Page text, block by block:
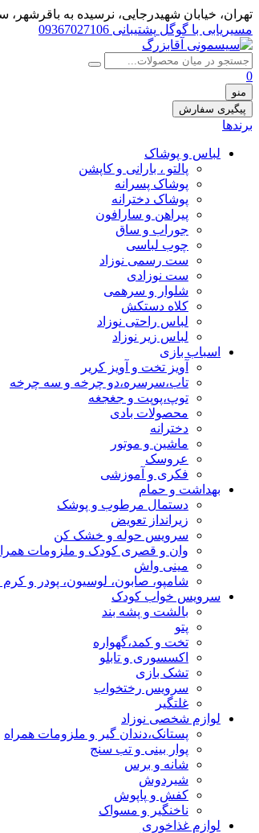
تهران، خيابان شهيدرجايى، نرسیده به باقرشهر،
مسیریابی با گوگل پشتیبانی 09367027106
0
منو
پیگیری سفارش
برندها
لباس و پوشاک
پالتو ، بارانی و کاپشن
پوشاک پسرانه
پوشاک دخترانه
پیراهن و سارافون
جوراب و ساق
چوب لباسی
ست رسمی نوزاد
ست نوزادی
شلوار و سرهمی
کلاه دستکش
لباس راحتی نوزاد
لباس زیر نوزاد
اسباب بازی
آویز تخت و آویز کریر
تاب،سرسره،دو چرخه و سه چرخه
توپ،پوپت و جغجغه
محصولات بادی
دخترانه
ماشین و موتور
عروسک
فکری و آموزشی
بهداشت و حمام
دستمال مرطوب و پوشک
زیرانداز تعویض
سرویس حوله و خشک کن
وان و قصری کودک و ملزومات
مینی واش
شامپو، صابون، لوسیون، پودر و
سرویس خواب کودک
بالشت و پشه بند
پتو
تخت و کمد،گهواره
اکسسوری و تابلو
تشک بازی
سرویس رختخواب
غلتگیر
لوازم شخصی نوزاد
پستانک،دندان گیر و ملزومات همراه
پوار بینی و تب سنج
شانه و برس
شیردوش
کفش و پاپوش
ناخنگیر و مسواک
لوازم غذاخوری